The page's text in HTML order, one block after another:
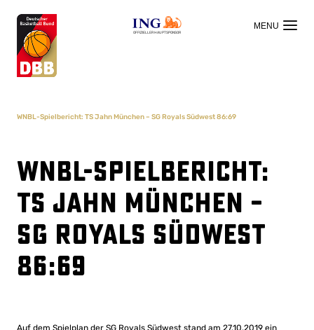
OFFIZIELLER HAUPTSPONSOR
WNBL-Spielbericht: TS Jahn München – SG Royals Südwest 86:69
WNBL-Spielbericht:
TS Jahn München –
SG Royals Südwest
86:69
Auf dem Spielplan der SG Royals Südwest stand am 27.10.2019 ein